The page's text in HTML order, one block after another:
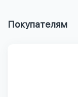
Покупателям